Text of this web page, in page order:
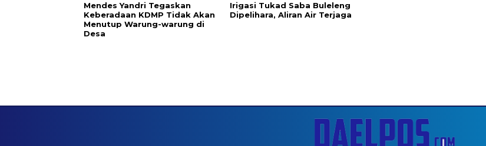
Mendes Yandri Tegaskan
Keberadaan KDMP Tidak Akan
Menutup Warung-warung di
Desa
Irigasi Tukad Saba Buleleng
Dipelihara, Aliran Air Terjaga